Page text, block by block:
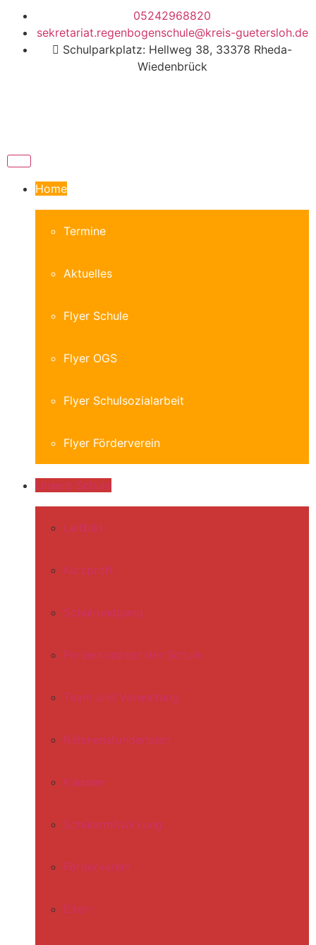
05242968820
sekretariat.regenbogenschule@kreis-guetersloh.de
Schulparkplatz: Hellweg 38, 33378 Rheda-
Wiedenbrück
Home
Termine
Aktuelles
Flyer Schule
Flyer OGS
Flyer Schulsozialarbeit
Flyer Förderverein
Unsere Schule
Leitbild
Kurzprofil
Schulrundgang
Förderkonzept der Schule
Team und Verwaltung
Rahmenstundenplan
Klassen
Schülermitwirkung
Förderverein
Eltern